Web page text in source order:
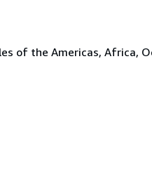
of the Americas, Africa,